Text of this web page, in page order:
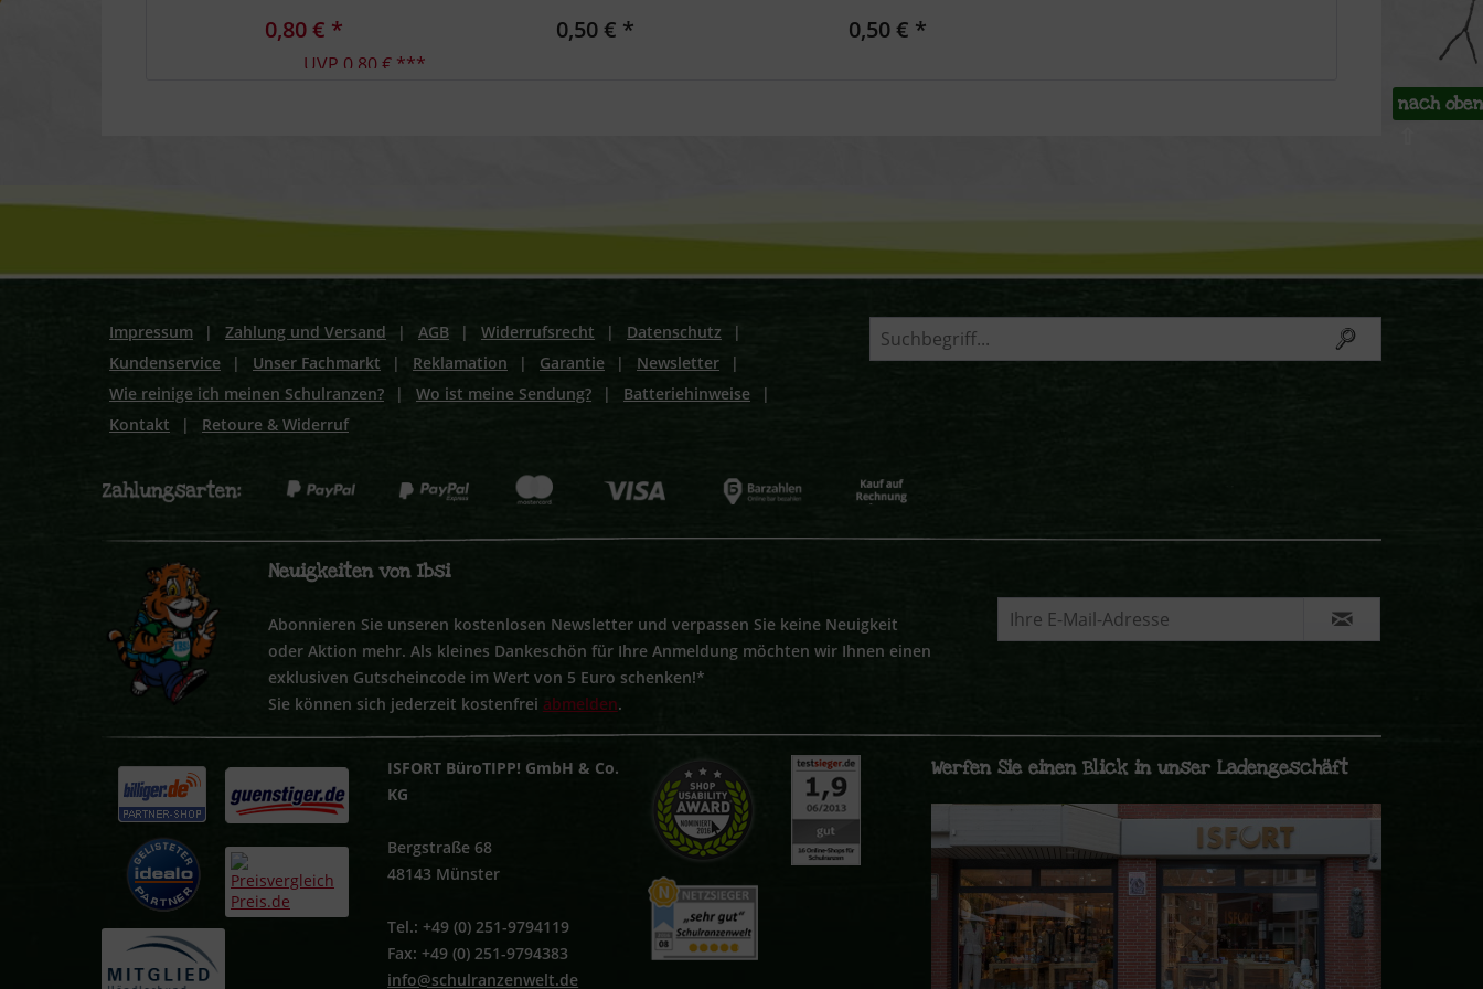
0,80 € *
UVP 0,80 € ***
0,50 € * 0,50 € *
nach oben
Impressum | Zahlung und Versand | AGB | Widerrufsrecht | Datenschutz
|
Kundenservice
| Unser Fachmarkt | Reklamation | Garantie | Newsletter
|
Wie reinige ich meinen Schulranzen?
| Wo ist meine Sendung? | Batteriehinweise
|
Kontakt
| Retoure & Widerruf
Neuigkeiten von Ibsi
Abonnieren Sie unseren kostenlosen Newsletter und verpassen Sie keine Neuigkeit
oder Aktion mehr. Als kleines Dankeschön für Ihre Anmeldung möchten wir Ihnen einen
exklusiven Gutscheincode im Wert von 5 Euro schenken!*
Sie können sich jederzeit kostenfrei abmelden.
ISFORT BüroTIPP! GmbH & Co.
KG
Bergstraße 68
48143 Münster
Tel.: +49 (0) 251-9794119
Fax: +49 (0) 251-9794383
info@schulranzenwelt.de
Werfen Sie einen Blick in unser Ladengeschäft